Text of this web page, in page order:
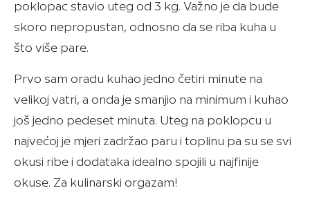
poklopac stavio uteg od 3 kg. Važno je da bude
skoro nepropustan, odnosno da se riba kuha u
što više pare.
Prvo sam oradu kuhao jedno četiri minute na
velikoj vatri, a onda je smanjio na minimum i kuhao
još jedno pedeset minuta. Uteg na poklopcu u
najvećoj je mjeri zadržao paru i toplinu pa su se svi
okusi ribe i dodataka idealno spojili u najfinije
okuse. Za kulinarski orgazam!